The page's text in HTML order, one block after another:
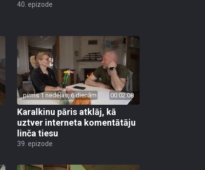
40. epizode
pirms 1 nedēļas, 6 dienām 00:02:08
Karalkinu pāris atklāj, kā
uztver interneta komentātāju
linča tiesu
39. epizode